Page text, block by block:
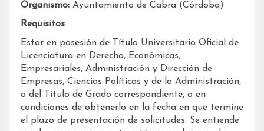
Organismo: Ayuntamiento de Cabra (Córdoba)
Requisitos:
Estar en posesión de Título Universitario Oficial de
Licenciatura en Derecho, Económicas,
Empresariales, Administración y Dirección de
Empresas, Ciencias Políticas y de la Administración,
o del Título de Grado correspondiente, o en
condiciones de obtenerlo en la fecha en que termine
el plazo de presentación de solicitudes. Se entiende